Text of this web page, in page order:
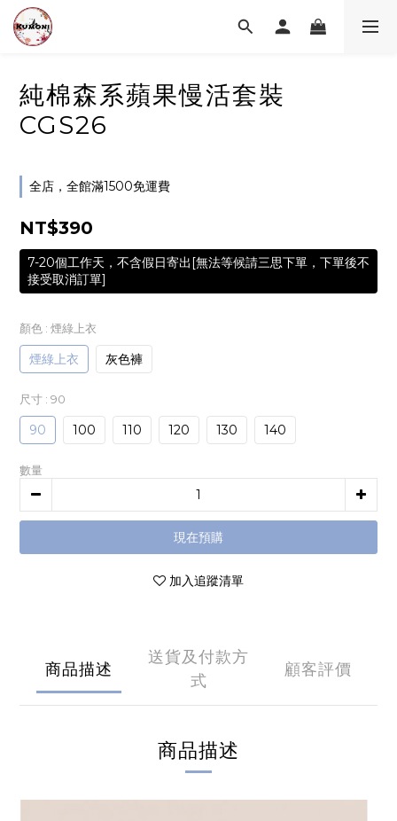
純棉森系蘋果慢活套裝
CGS26
全店，全館滿1500免運費
NT$390
7-20個工作天，不含假日寄出[無法等候請三思下單，下單後不
接受取消訂單]
顏色 : 煙綠上衣
煙綠上衣 灰色褲
尺寸 : 90
90 100 110 120 130 140
數量
現在預購
加入追蹤清單
商品描述
送貨及付款方
式
顧客評價
商品描述